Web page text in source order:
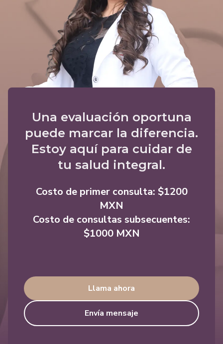
Una evaluación oportuna
puede marcar la diferencia.
Estoy aquí para cuidar de
tu salud integral.
Costo de primer consulta: $1200
MXN
Costo de consultas subsecuentes:
$1000 MXN
Llama ahora
Envía mensaje